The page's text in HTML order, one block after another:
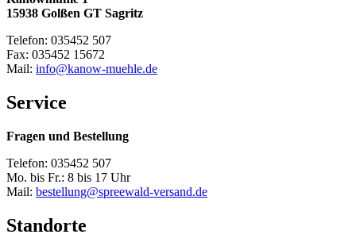
15938 Golßen GT Sagritz
Telefon: 035452 507
Fax: 035452 15672
Mail: info@kanow-muehle.de
Service
Fragen und Bestellung
Telefon: 035452 507
Mo. bis Fr.: 8 bis 17 Uhr
Mail: bestellung@spreewald-versand.de
Standorte